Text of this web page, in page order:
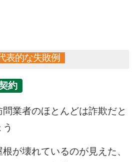
表的な失敗例
約
業者のほとんどは詐欺だと
が壊れているのが見えた、